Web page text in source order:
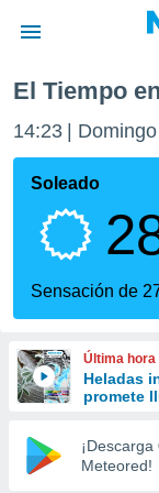
de
por
que se
calidad.
a este
las
y
forma
digital
basada
El Tiempo
14:23 Domingo
Soleado
Sensación de
Última hora
Heladas
promete
¡Descarga
Meteored!